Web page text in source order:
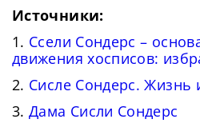
Как минимум одна
Пароль должен
Подтвердите Пароль *
Источники:
1. Ссели Сондерс –
движения хосписов:
2. Сисле Сондерс. Жизнь
3.Дама Сисли Сондерс